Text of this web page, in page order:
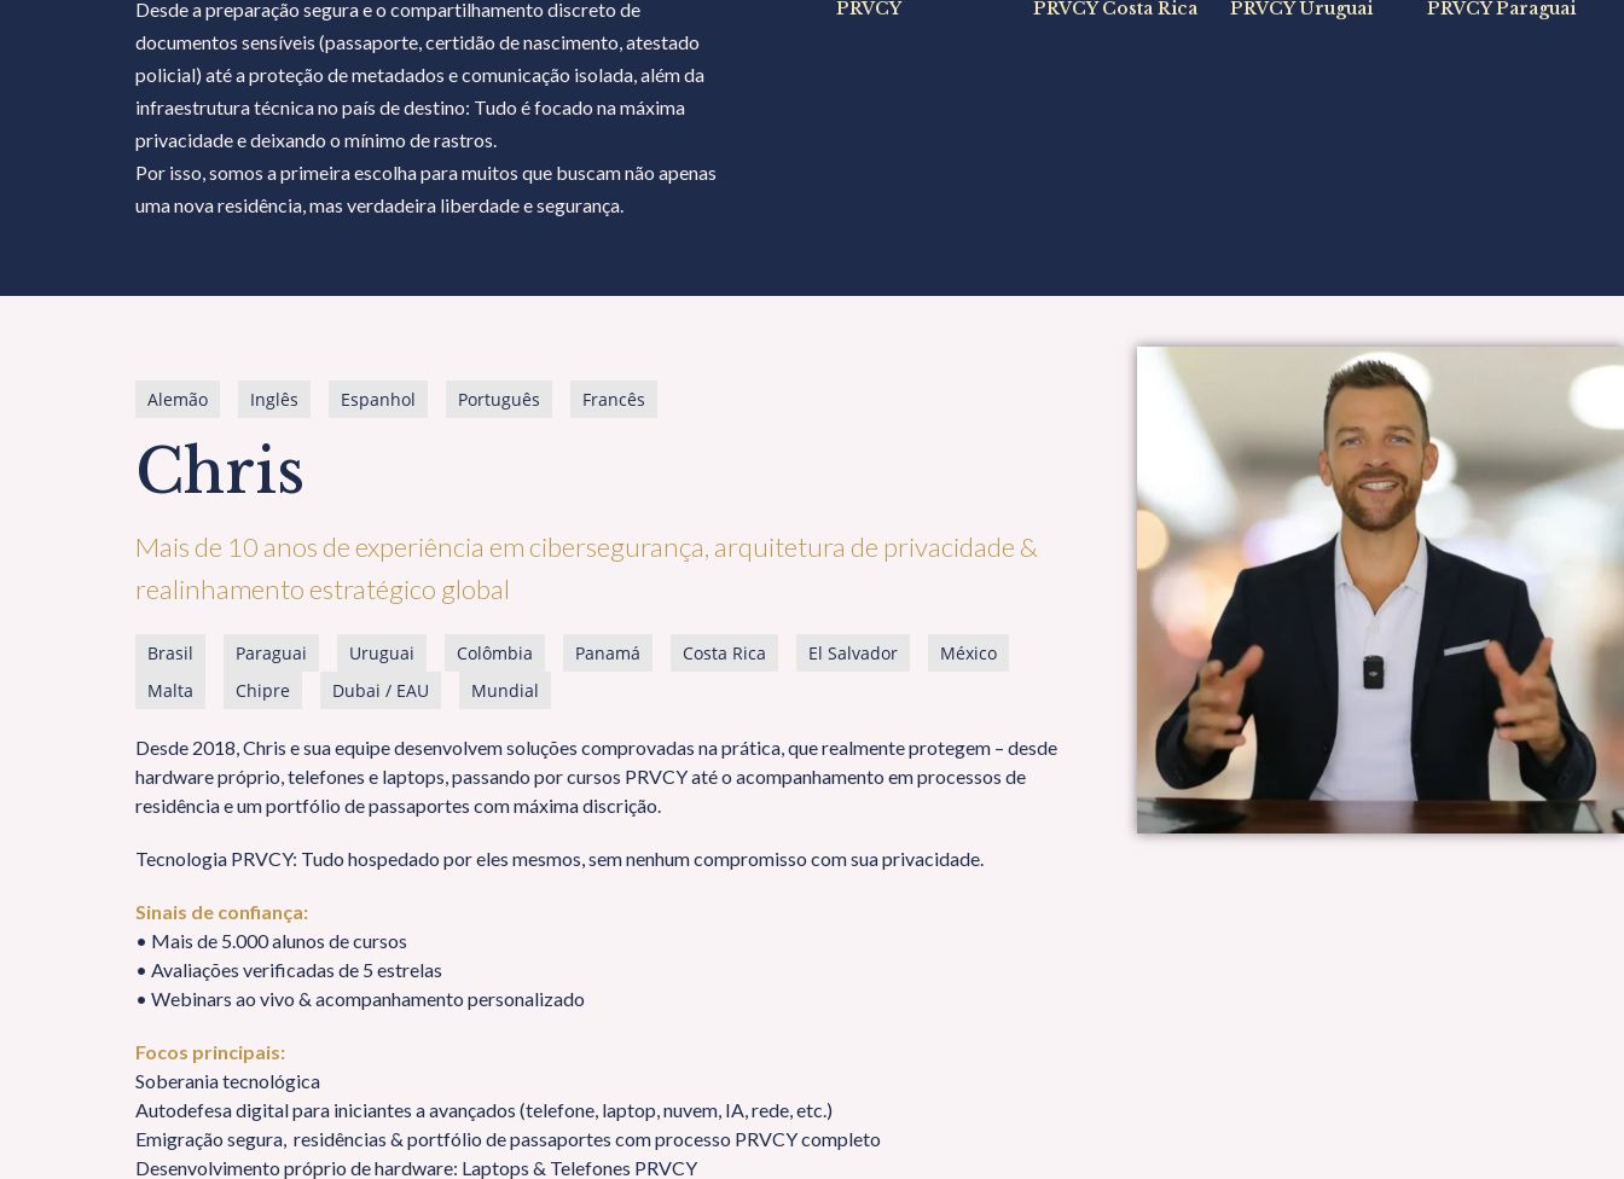
Desde a preparação segura e o compartilhamento discreto de
documentos sensíveis (passaporte, certidão de nascimento, atestado
policial) até a proteção de metadados e comunicação isolada, além da
infraestrutura técnica no país de destino: Tudo é focado na máxima
privacidade e deixando o mínimo de rastros.
Por isso, somos a primeira escolha para muitos que buscam não apenas
uma nova residência, mas verdadeira liberdade e segurança.
PRVCY
PRVCY Costa Rica
PRVCY Uruguai
PRVCY Paraguai
Alemão Inglês Espanhol Português Francês
Chris
Mais de 10 anos de experiência em cibersegurança, arquitetura de privacidade &
realinhamento estratégico global
Brasil Paraguai Uruguai Colômbia Panamá Costa Rica El Salvador
México
Malta
Chipre Dubai / EAU Mundial
Desde 2018, Chris e sua equipe desenvolvem soluções comprovadas na prática, que realmente protegem – desde
hardware próprio, telefones e laptops, passando por cursos PRVCY até o acompanhamento em processos de
residência e um portfólio de passaportes com máxima discrição.
Tecnologia PRVCY: Tudo hospedado por eles mesmos, sem nenhum compromisso com sua privacidade.
Sinais de confiança:
• Mais de 5.000 alunos de cursos
• Avaliações verificadas de 5 estrelas
• Webinars ao vivo & acompanhamento personalizado
Focos principais:
Soberania tecnológica
Autodefesa digital para iniciantes a avançados (telefone, laptop, nuvem, IA, rede, etc.)
Emigração segura, residências & portfólio de passaportes com processo PRVCY completo
Desenvolvimento próprio de hardware: Laptops & Telefones PRVCY